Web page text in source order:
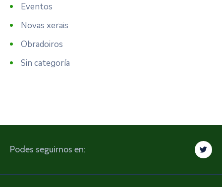
Eventos
Novas xerais
Obradoiros
Sin categoría
Podes seguirnos en: